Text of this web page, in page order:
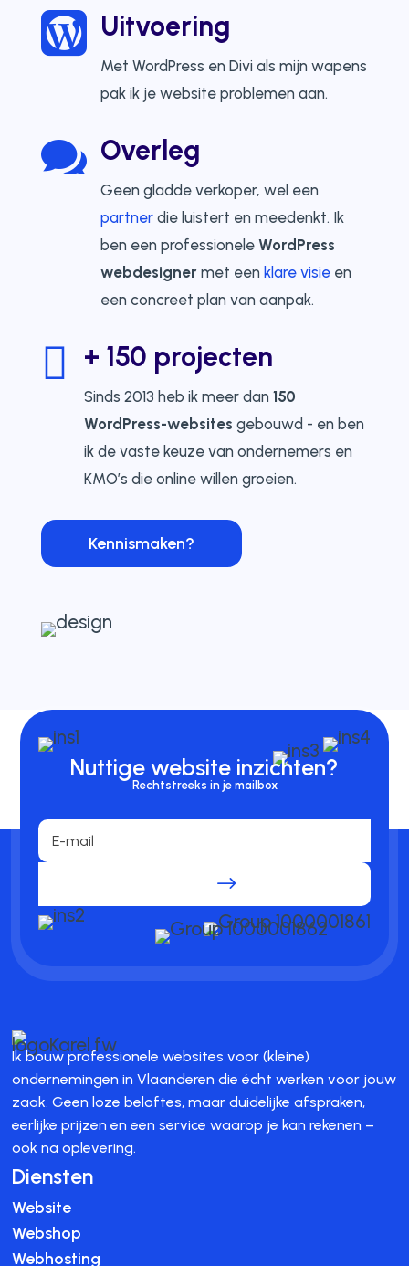
 Uitvoering
Met WordPress en Divi als mijn wapens
pak ik je website problemen aan.
 Overleg
Geen gladde verkoper, wel een
partnerdie luistert en meedenkt. Ik
ben een professionele WordPress
webdesignermet een klare visieen
een concreet plan van aanpak.
 + 150 projecten
Sinds 2013 heb ik meer dan 150
WordPress-websites gebouwd - en ben
ik de vaste keuze van ondernemers en
KMO’s die online willen groeien.
Kennismaken?
Nuttige website inzichten?
Rechtstreeks in je mailbox
Ik bouw professionele websites voor (kleine)
ondernemingen in Vlaanderen die écht werken voor jouw
zaak. Geen loze beloftes, maar duidelijke afspraken,
eerlijke prijzen en een service waarop je kan rekenen –
ook na oplevering.
Diensten
Website
Webshop
Webhosting